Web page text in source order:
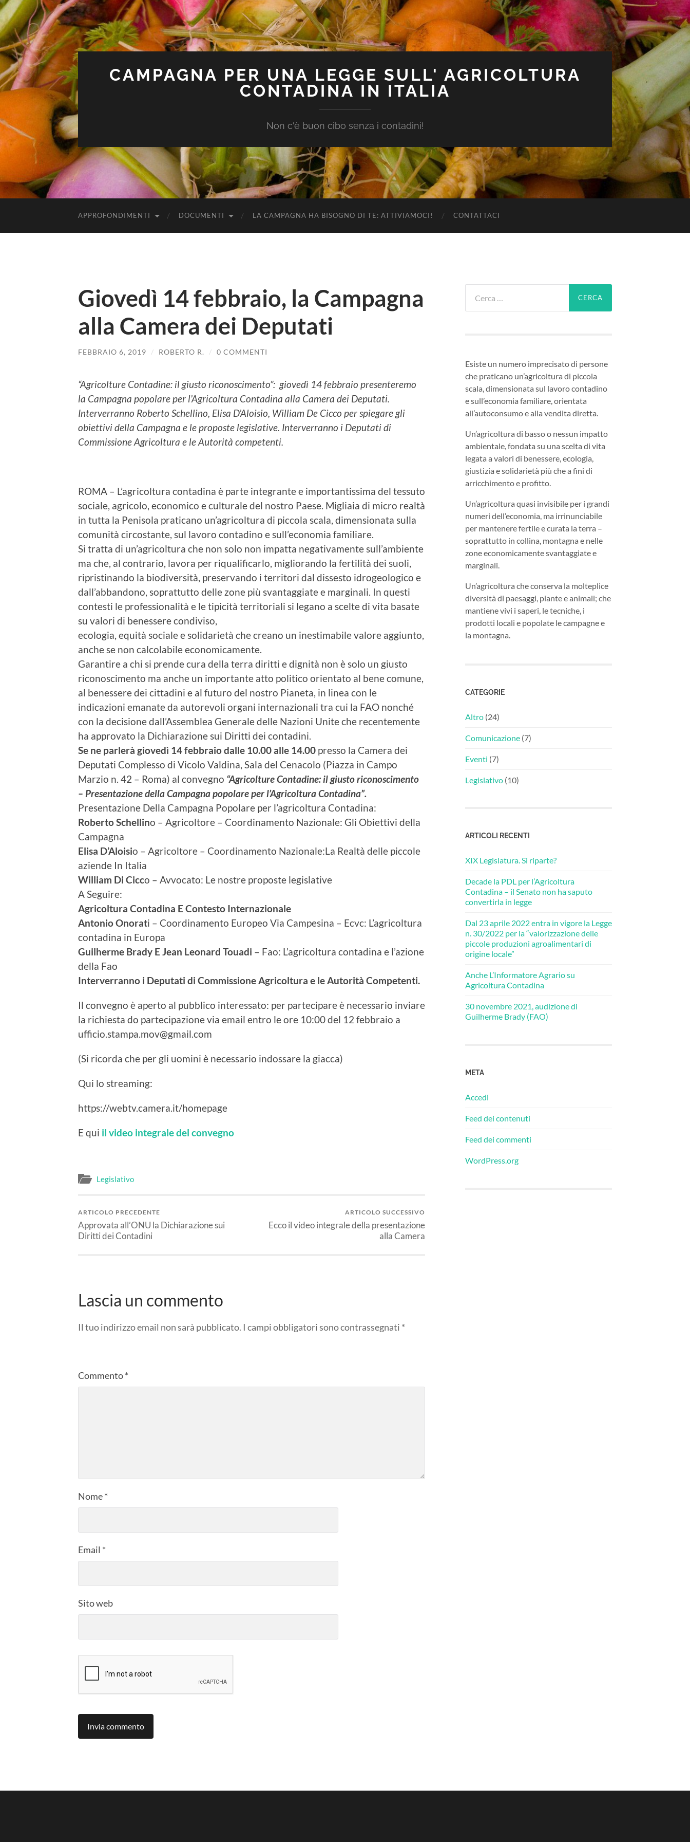
CAMPAGNA PER UNA LEGGE SULL' AGRICOLTURA
CONTADINA IN ITALIA
Non c'è buon cibo senza i contadini!
APPROFONDIMENTI DOCUMENTI LA CAMPAGNA HA BISOGNO DI TE: ATTIVIAMOCI! CONTATTACI
Giovedì 14 febbraio, la Campagna
alla Camera dei Deputati
FEBBRAIO 6, 2019 / ROBERTO R. / 0 COMMENTI
“Agricolture Contadine: il giusto riconoscimento”: giovedì 14 febbraio presenteremo
la Campagna popolare per l’Agricoltura Contadina alla Camera dei Deputati.
Interverranno Roberto Schellino, Elisa D’Aloisio, William De Cicco per spiegare gli
obiettivi della Campagna e le proposte legislative. Interverranno i Deputati di
Commissione Agricoltura e le Autorità competenti.
ROMA – L’agricoltura contadina è parte integrante e importantissima del tessuto
sociale, agricolo, economico e culturale del nostro Paese. Migliaia di micro realtà
in tutta la Penisola praticano un’agricoltura di piccola scala, dimensionata sulla
comunità circostante, sul lavoro contadino e sull’economia familiare.
Si tratta di un’agricoltura che non solo non impatta negativamente sull’ambiente
ma che, al contrario, lavora per riqualificarlo, migliorando la fertilità dei suoli,
ripristinando la biodiversità, preservando i territori dal dissesto idrogeologico e
dall’abbandono, soprattutto delle zone più svantaggiate e marginali. In questi
contesti le professionalità e le tipicità territoriali si legano a scelte di vita basate
su valori di benessere condiviso,
ecologia, equità sociale e solidarietà che creano un inestimabile valore aggiunto,
anche se non calcolabile economicamente.
Garantire a chi si prende cura della terra diritti e dignità non è solo un giusto
riconoscimento ma anche un importante atto politico orientato al bene comune,
al benessere dei cittadini e al futuro del nostro Pianeta, in linea con le
indicazioni emanate da autorevoli organi internazionali tra cui la FAO nonché
con la decisione dall’Assemblea Generale delle Nazioni Unite che recentemente
ha approvato la Dichiarazione sui Diritti dei contadini.
Se ne parlerà giovedì 14 febbraio dalle 10.00 alle 14.00 presso la Camera dei
Deputati Complesso di Vicolo Valdina, Sala del Cenacolo (Piazza in Campo
Marzio n. 42 – Roma) al convegno “Agricolture Contadine: il giusto riconoscimento
– Presentazione della Campagna popolare per l’Agricoltura Contadina”.
Presentazione Della Campagna Popolare per l’agricoltura Contadina:
Roberto Schellino – Agricoltore – Coordinamento Nazionale: Gli Obiettivi della
Campagna
Elisa D’Aloisio – Agricoltore – Coordinamento Nazionale:La Realtà delle piccole
aziende In Italia
William Di Cicco – Avvocato: Le nostre proposte legislative
A Seguire:
Agricoltura Contadina E Contesto Internazionale
Antonio Onorati – Coordinamento Europeo Via Campesina – Ecvc: L’agricoltura
contadina in Europa
Guilherme Brady E Jean Leonard Touadi – Fao: L’agricoltura contadina e l’azione
della Fao
Interverranno i Deputati di Commissione Agricoltura e le Autorità Competenti.
Il convegno è aperto al pubblico interessato: per partecipare è necessario inviare
la richiesta do partecipazione via email entro le ore 10:00 del 12 febbraio a
ufficio.stampa.mov@gmail.com
(Si ricorda che per gli uomini è necessario indossare la giacca)
Qui lo streaming:
https://webtv.camera.it/homepage
E qui il video integrale del convegno
Legislativo
ARTICOLO PRECEDENTE
Approvata all’ONU la Dichiarazione sui
Diritti dei Contadini
ARTICOLO SUCCESSIVO
Ecco il video integrale della presentazione
alla Camera
Lascia un commento
Il tuo indirizzo email non sarà pubblicato. I campi obbligatori sono contrassegnati *
Commento*
Nome*
Email *
Sito web
per:
Esiste un numero imprecisato di persone
che praticano un’agricoltura di piccola
scala, dimensionata sul lavoro contadino
e sull’economia familiare, orientata
all’autoconsumo e alla vendita diretta.
Un’agricoltura di basso o nessun impatto
ambientale, fondata su una scelta di vita
legata a valori di benessere, ecologia,
giustizia e solidarietà più che a fini di
arricchimento e profitto.
Un’agricoltura quasi invisibile per i grandi
numeri dell’economia, ma irrinunciabile
per mantenere fertile e curata la terra –
soprattutto in collina, montagna e nelle
zone economicamente svantaggiate e
marginali.
Un’agricoltura che conserva la molteplice
diversità di paesaggi, piante e animali; che
mantiene vivi i saperi, le tecniche, i
prodotti locali e popolate le campagne e
la montagna.
CATEGORIE
Altro (24)
Comunicazione (7)
Eventi (7)
Legislativo (10)
ARTICOLI RECENTI
XIX Legislatura. Si riparte?
Decade la PDL per l’Agricoltura
Contadina – il Senato non ha saputo
convertirla in legge
Dal 23 aprile 2022 entra in vigore la Legge
n. 30/2022 per la “valorizzazione delle
piccole produzioni agroalimentari di
origine locale”
Anche L’Informatore Agrario su
Agricoltura Contadina
30 novembre 2021, audizione di
Guilherme Brady (FAO)
META
Accedi
Feed dei contenuti
Feed dei commenti
WordPress.org